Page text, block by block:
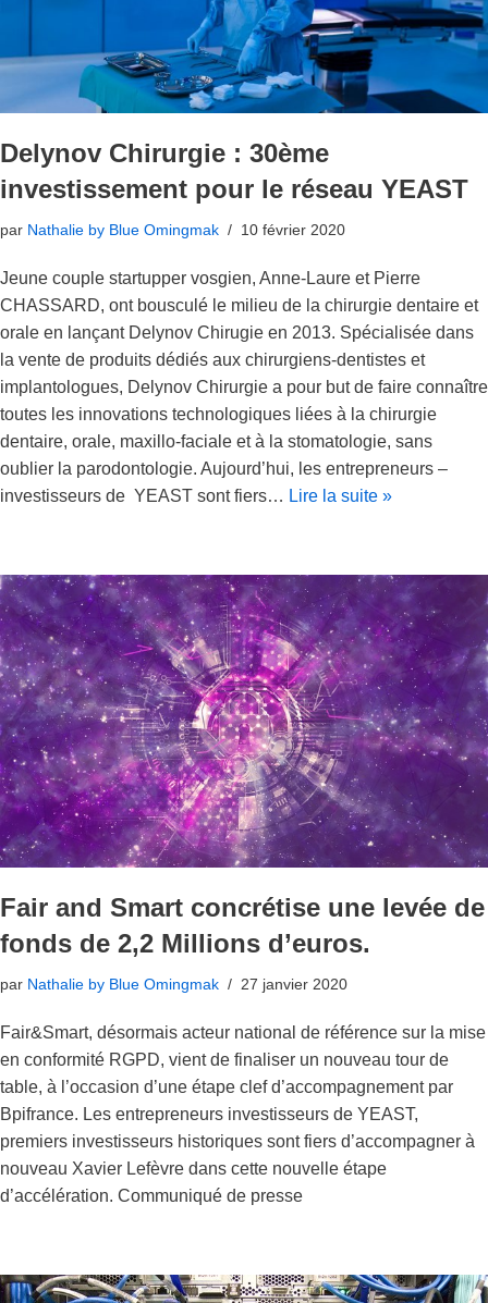
Delynov Chirurgie : 30ème
investissement pour le réseau YEAST
par Nathalie by Blue Omingmak 10 février 2020
Jeune couple startupper vosgien, Anne-Laure et Pierre
CHASSARD, ont bousculé le milieu de la chirurgie dentaire et
orale en lançant Delynov Chirugie en 2013. Spécialisée dans
la vente de produits dédiés aux chirurgiens-dentistes et
implantologues, Delynov Chirurgie a pour but de faire connaître
toutes les innovations technologiques liées à la chirurgie
dentaire, orale, maxillo-faciale et à la stomatologie, sans
oublier la parodontologie. Aujourd’hui, les entrepreneurs –
investisseurs de YEAST sont fiers… Lire la suite »
Fair and Smart concrétise une levée de
fonds de 2,2 Millions d’euros.
par Nathalie by Blue Omingmak 27 janvier 2020
Fair&Smart, désormais acteur national de référence sur la mise
en conformité RGPD, vient de finaliser un nouveau tour de
table, à l’occasion d’une étape clef d’accompagnement par
Bpifrance. Les entrepreneurs investisseurs de YEAST,
premiers investisseurs historiques sont fiers d’accompagner à
nouveau Xavier Lefèvre dans cette nouvelle étape
d’accélération. Communiqué de presse